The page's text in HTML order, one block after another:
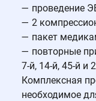
— проведение
— 2
— пакет
— повторные
7-й, 14-й, 45-й и
Комплексная
необходимое